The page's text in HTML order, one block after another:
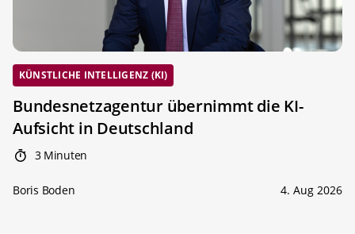
KÜNSTLICHE INTELLIGENZ (KI)
Bundesnetzagentur übernimmt die KI-
Aufsicht in Deutschland
3 Minuten
Boris Boden 4. Aug 2026